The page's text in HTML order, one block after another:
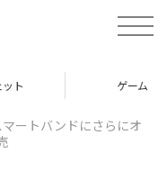
t
o
e
v
ートバンドにさらにオ